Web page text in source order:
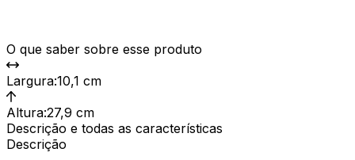
O que saber sobre esse produto
Largura:10,1 cm
Altura:27,9 cm
Descrição e todas as características
Descrição